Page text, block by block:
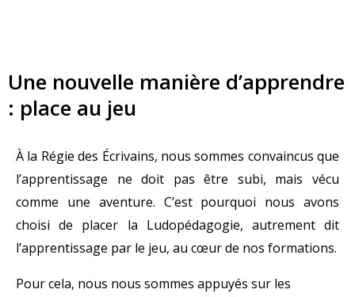
Une nouvelle manière d’apprendre
: place au jeu
À la Régie des Écrivains, nous sommes convaincus que
l’apprentissage ne doit pas être subi, mais vécu
comme une aventure. C’est pourquoi nous avons
choisi de placer la Ludopédagogie, autrement dit
l’apprentissage par le jeu, au cœur de nos formations.
Pour cela, nous nous sommes appuyés sur les